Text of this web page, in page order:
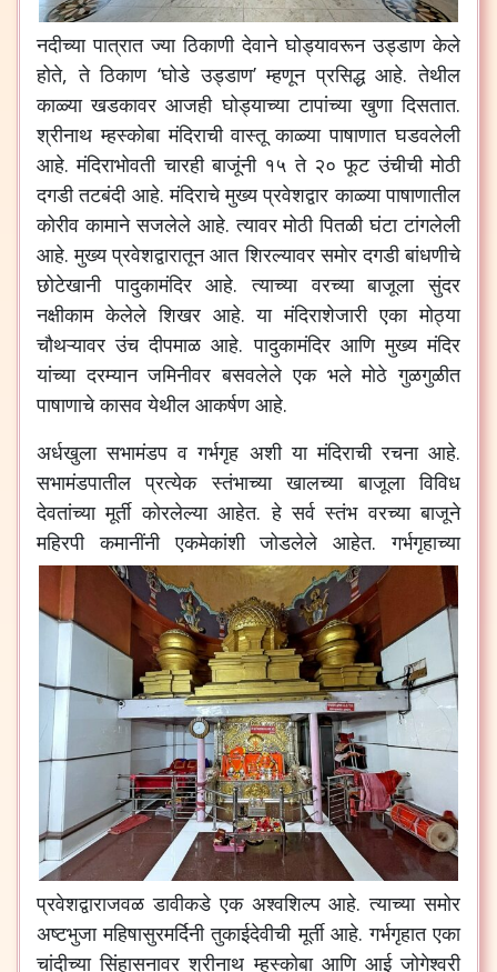
नदीच्या पात्रात ज्या ठिकाणी देवाने घोड्यावरून उड्डाण केले
होते, ते ठिकाण ‘घोडे उड्डाण’ म्हणून प्रसिद्ध आहे. तेथील
काळ्या खडकावर आजही घोड्याच्या टापांच्या खुणा दिसतात.
श्रीनाथ म्हस्कोबा मंदिराची वास्तू काळ्या पाषाणात घडवलेली
आहे. मंदिराभोवती चारही बाजूंनी १५ ते २० फूट उंचीची मोठी
दगडी तटबंदी आहे. मंदिराचे मुख्य प्रवेशद्वार काळ्या पाषाणातील
कोरीव कामाने सजलेले आहे. त्यावर मोठी पितळी घंटा टांगलेली
आहे. मुख्य प्रवेशद्वारातून आत शिरल्यावर समोर दगडी बांधणीचे
छोटेखानी पादुकामंदिर आहे. त्याच्या वरच्या बाजूला सुंदर
नक्षीकाम केलेले शिखर आहे. या मंदिराशेजारी एका मोठ्या
चौथऱ्यावर उंच दीपमाळ आहे. पादुकामंदिर आणि मुख्य मंदिर
यांच्या दरम्यान जमिनीवर बसवलेले एक भले मोठे गुळगुळीत
पाषाणाचे कासव येथील आकर्षण आहे.
अर्धखुला सभामंडप व गर्भगृह अशी या मंदिराची रचना आहे.
सभामंडपातील प्रत्येक स्तंभाच्या खालच्या बाजूला विविध
देवतांच्या मूर्ती कोरलेल्या आहेत. हे सर्व स्तंभ वरच्या बाजूने
महिरपी कमानींनी एकमेकांशी जोडलेले आहेत.गर्भगृहाच्या
प्रवेशद्वाराजवळ डावीकडे एक अश्वशिल्प आहे. त्याच्या समोर
अष्टभुजा महिषासुरमर्दिनी तुकाईदेवीची मूर्ती आहे. गर्भगृहात एका
चांदीच्या सिंहासनावर श्रीनाथ म्हस्कोबा आणि आई जोगेश्वरी